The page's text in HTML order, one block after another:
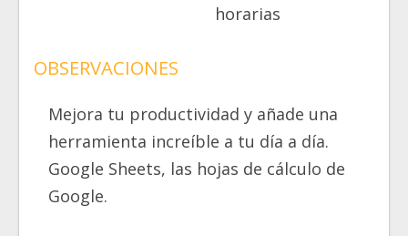
horarias
OBSERVACIONES
Mejora tu productividad y añade una
herramienta increíble a tu día a día.
Google Sheets, las hojas de cálculo de
Google.